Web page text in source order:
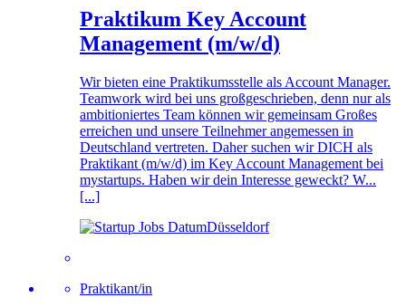
Praktikum Key Account
Management (m/w/d)
Wir bieten eine Praktikumsstelle als Account Manager.
Teamwork wird bei uns großgeschrieben, denn nur als
ambitioniertes Team können wir gemeinsam Großes
erreichen und unsere Teilnehmer angemessen in
Deutschland vertreten. Daher suchen wir DICH als
Praktikant (m/w/d) im Key Account Management bei
mystartups. Haben wir dein Interesse geweckt? W...
[...]
Düsseldorf
Praktikant/in